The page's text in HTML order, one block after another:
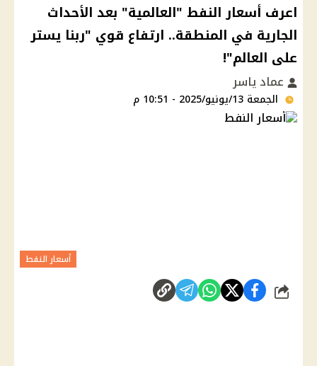
اعرف أسعار النفط "العالمية" بعد الأحداث
الجارية في المنطقة.. ارتفاع قوي "ربنا يستر
على العالم"!
عماد ياسر
الجمعة 13/يونيو/2025 - 10:51 م
أسعار النفط
شارك